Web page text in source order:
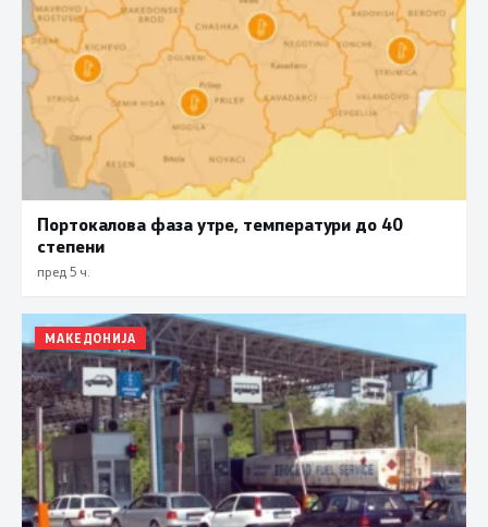
Портокалова фаза утре, температури до 40
степени
пред 5 ч.
МАКЕДОНИЈА